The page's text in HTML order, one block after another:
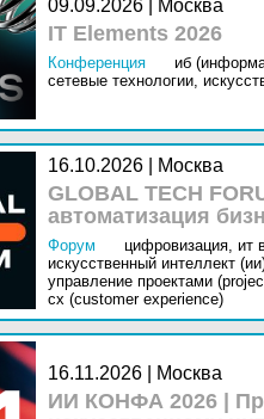
09.09.2026 | Москва
IT Elements 2026
Конференция иб
сетевые технологии,
16.10.2026 | Москва
GLOBAL TECH
автоматизация
Форум цифровизация, ит
искусственный интеллект
управление проектами
cx (customer experience)
16.11.2026 | Москва
ИИ КОНФА 2026 |